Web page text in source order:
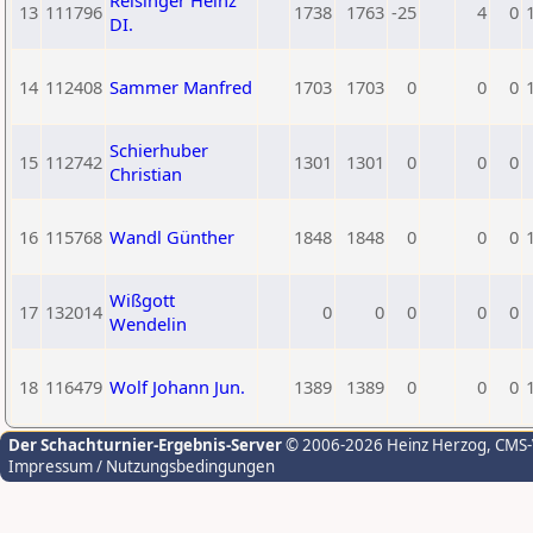
13 111796 DI.
1738 1763 -25 4 0
14 112408 Sammer Manfred 1703 1703 0 0 0
15 112742 Schierhuber
Christian
1301 1301 0 0 0
16 115768 Wandl Günther 1848 1848 0 0 0
17 132014 Wißgott
Wendelin
0 0 0 0 0
18 116479 Wolf Johann Jun. 1389 1389 0 0 0
Der Schachturnier-Ergebnis-Server© 2006-2026 Heinz Herzog,
Impressum / Nutzungsbedingungen